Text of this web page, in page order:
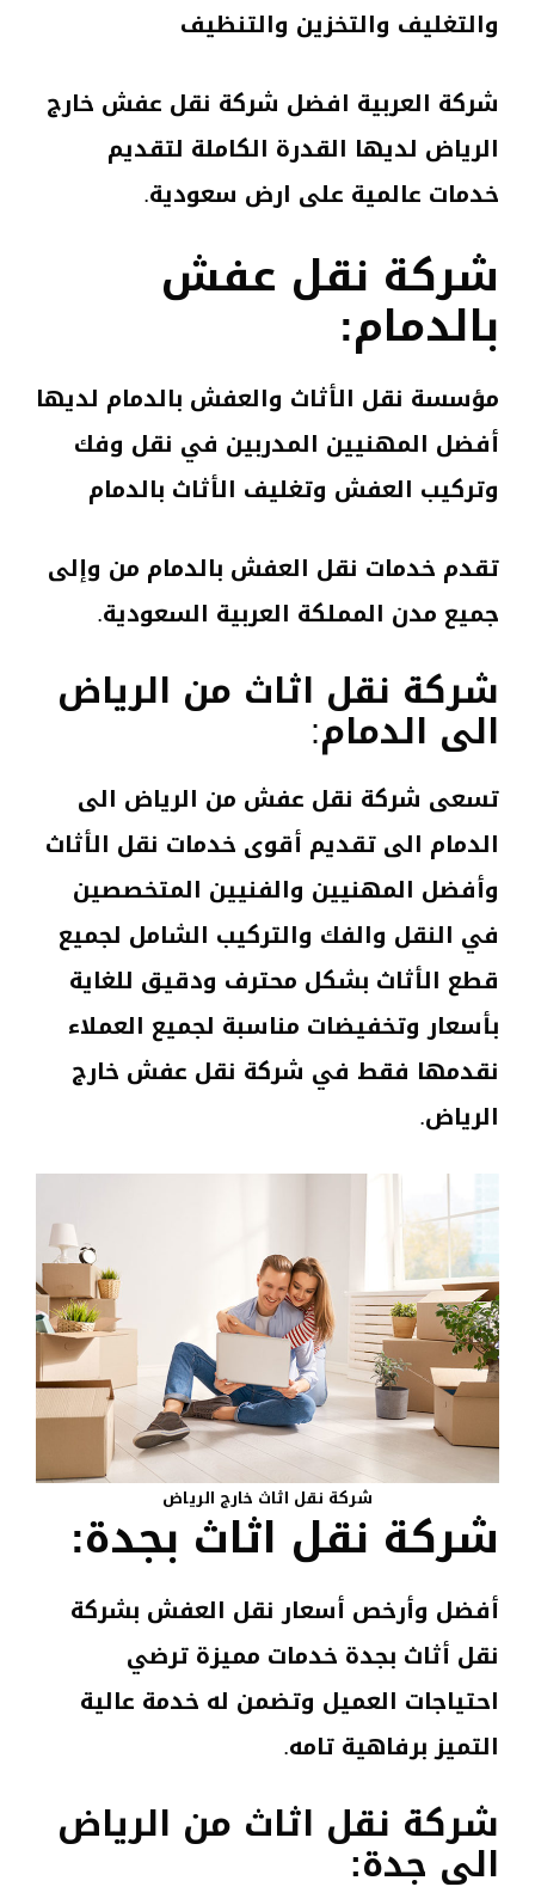
والتغليف والتخزين والتنظيف
شركة العربية افضل شركة نقل عفش خارج
الرياض لديها القدرة الكاملة لتقديم
خدمات عالمية على ارض سعودية.
شركة نقل عفش
بالدمام:
مؤسسة نقل الأثاث والعفش بالدمام لديها
أفضل المهنيين المدربين في نقل وفك
وتركيب العفش وتغليف الأثاث بالدمام
تقدم خدمات نقل العفش بالدمام من وإلى
جميع مدن المملكة العربية السعودية.
شركة نقل اثاث من الرياض
الى الدمام:
تسعى شركة نقل عفش من الرياض الى
الدمام الى تقديم أقوى خدمات نقل الأثاث
وأفضل المهنيين والفنيين المتخصصين
في النقل والفك والتركيب الشامل لجميع
قطع الأثاث بشكل محترف ودقيق للغاية
بأسعار وتخفيضات مناسبة لجميع العملاء
نقدمها فقط في شركة نقل عفش خارج
الرياض.
شركة نقل اثاث خارج الرياض
شركة نقل اثاث بجدة:
أفضل وأرخص أسعار نقل العفش بشركة
نقل أثاث بجدة خدمات مميزة ترضي
احتياجات العميل وتضمن له خدمة عالية
التميز برفاهية تامه.
شركة نقل اثاث من الرياض
الى جدة: